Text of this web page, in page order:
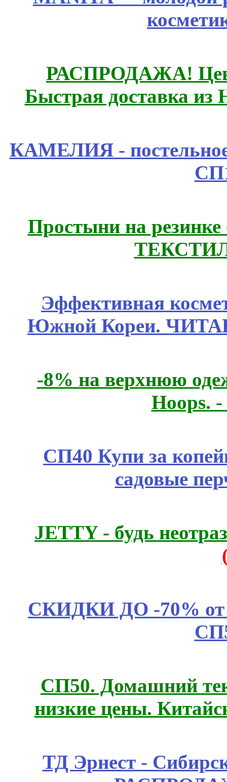
РАСПРОДАЖА!
Быстрая доставка из
КАМЕЛИЯ -
Простыни на
Эффективная
Южной Кореи.
-8% на верхнюю
Hoops.
СП40 Купи за
садовые
JETTY - будь
СКИДКИ ДО -70%
СП50. Домашний
низкие цены.
ТД Эрнест -